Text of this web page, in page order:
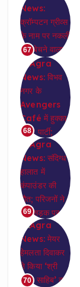
67
68
69
70